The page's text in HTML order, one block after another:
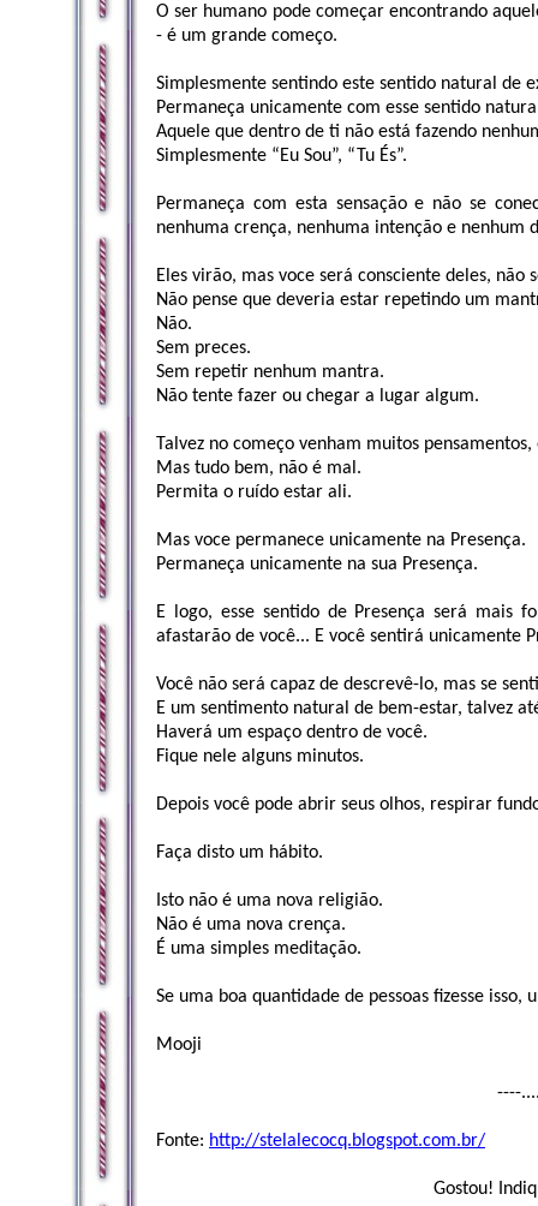
O ser humano pode começar encontrando
- é um grande começo.
Simplesmente sentindo este sentido natural de
Permaneça unicamente com esse sentido
Aquele que dentro de ti não está fazendo
Simplesmente “Eu Sou”, “Tu És”.
Permaneça com esta sensação e não se
nenhuma crença, nenhuma intenção e nenhum
Eles virão, mas voce será consciente deles, não
Não pense que deveria estar repetindo um
Não.
Sem preces.
Sem repetir nenhum mantra.
Não tente fazer ou chegar a lugar algum.
Talvez no começo venham muitos
Mas tudo bem, não é mal.
Permita o ruído estar ali.
Mas voce permanece unicamente na Presença.
Permaneça unicamente na sua Presença.
E logo, esse sentido de Presença será mais
afastarão de você... E você sentirá unicamente
Você não será capaz de descrevê-lo, mas se
E um sentimento natural de bem-estar, talvez
Haverá um espaço dentro de você.
Fique nele alguns minutos.
Depois você pode abrir seus olhos, respirar
Faça disto um hábito.
Isto não é uma nova religião.
Não é uma nova crença.
É uma simples meditação.
Se uma boa quantidade de pessoas fizesse
Mooji
----
Fonte: http://stelalecocq.blogspot.com.br/
Gostou!